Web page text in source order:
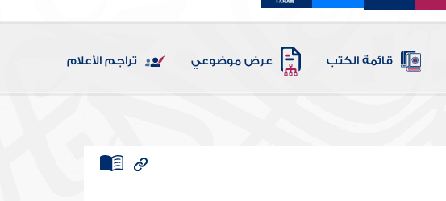
قائمة الكتب عرض موضوعي تراجم الأعلام